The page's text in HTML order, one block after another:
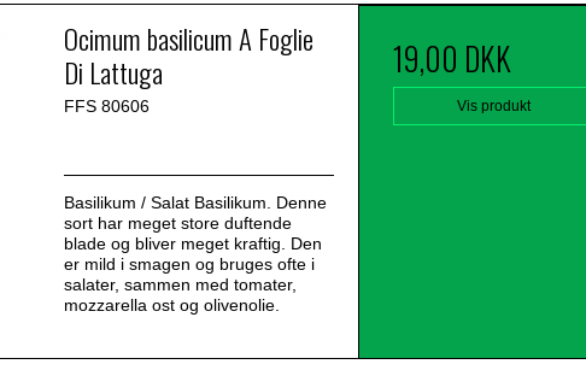
Ocimum basilicum A Foglie
Di Lattuga
FFS 80606
Basilikum / Salat Basilikum. Denne
sort har meget store duftende
blade og bliver meget kraftig. Den
er mild i smagen og bruges ofte i
salater, sammen med tomater,
mozzarella ost og olivenolie.
19,00 DKK
Vis produkt